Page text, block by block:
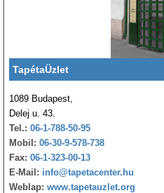
TapétaÜzlet
1089 Budapest,
Delej u. 43.
Tel.: 06-1-788-50-95
Mobil: 06-30-9-578-738
Fax: 06-1-323-00-13
E-Mail: info@tapetacenter.hu
Weblap: www.tapetauzlet.org